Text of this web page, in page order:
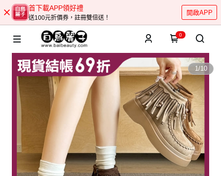
首下載APP領好禮
送100元折價券，註冊雙倍送！
開啟APP
0
1/10